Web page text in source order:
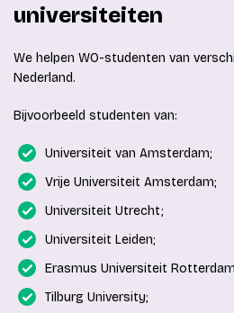
universiteiten
We helpen WO-studenten van
Nederland.
Bijvoorbeeld studenten van:
Universiteit van Amsterdam;
Vrije Universiteit Amsterdam;
Universiteit Utrecht;
Universiteit Leiden;
Erasmus Universiteit
Tilburg University;